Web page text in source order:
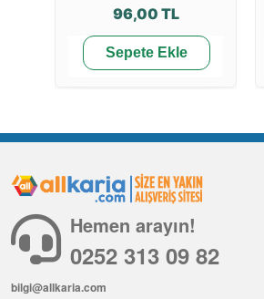
96,00 TL
Sepete Ekle
Hemen arayın!
0252 313 09 82
bilgi@allkaria.com